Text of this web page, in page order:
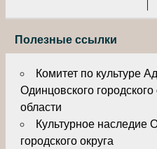
Полезные ссылки
Комитет по культуре
Одинцовского
области
Культурное наследие
городского округа